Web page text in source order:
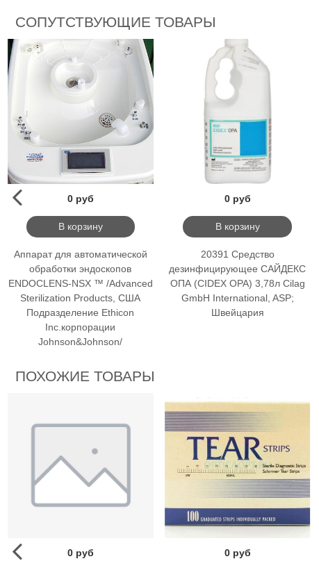
СОПУТСТВУЮЩИЕ ТОВАРЫ
0 руб
В корзину
Аппарат для автоматической
обработки эндоскопов
ENDOCLENS-NSX ™ /Advanced
Sterilization Products, США
Подразделение Ethicon
Inc.корпорации
Johnson&Johnson/
0 руб
В корзину
20391 Средство
дезинфицирующее САЙДЕКС
ОПА (CIDEX OPA) 3,78л Cilag
GmbH International, ASP;
Швейцария
ПОХОЖИЕ ТОВАРЫ
0 руб 0 руб